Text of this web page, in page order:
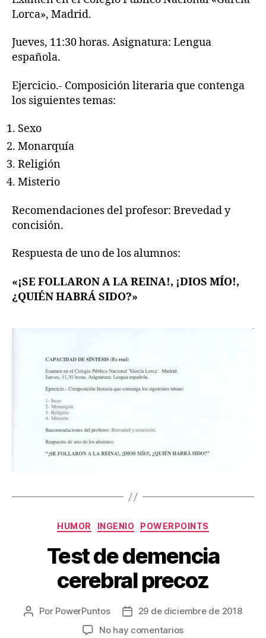
Lorca», Madrid.
Jueves, 11:30 horas. Asignatura: Lengua
española.
Ejercicio.- Composición literaria que contenga
los siguientes temas:
Sexo
Monarquía
Religión
Misterio
Recomendaciones del profesor: Brevedad y
concisión.
Respuesta de uno de los alumnos:
«¡SE FOLLARON A LA REINA!, ¡DIOS MÍO!,
¿QUIÉN HABRÁ SIDO?»
Categorías
HUMOR INGENIO POWERPOINTS
Test de demencia
cerebral precoz
Autor
Por PowerPuntos
Fecha29 de diciembre de 2018
No hay comentariosen